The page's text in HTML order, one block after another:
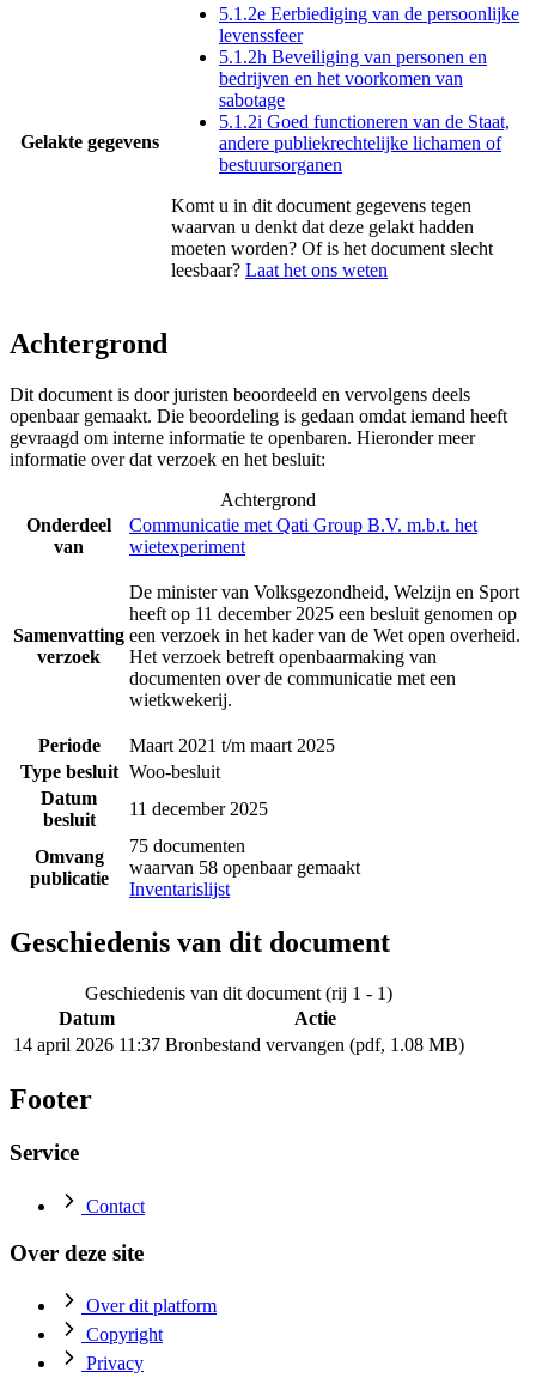
Gelakte gegevens
5.1.2e Eerbiediging van de persoonlijke
levenssfeer
5.1.2h Beveiliging van personen en
bedrijven en het voorkomen van
sabotage
5.1.2i Goed functioneren van de Staat,
andere publiekrechtelijke lichamen of
bestuursorganen
Komt u in dit document gegevens tegen
waarvan u denkt dat deze gelakt hadden
moeten worden? Of is het document slecht
leesbaar? Laat het ons weten
Achtergrond
Dit document is door juristen beoordeeld en vervolgens deels
openbaar gemaakt. Die beoordeling is gedaan omdat iemand heeft
gevraagd om interne informatie te openbaren. Hieronder meer
informatie over dat verzoek en het besluit:
Achtergrond
Onderdeel
van
Communicatie met Qati Group B.V. m.b.t. het
wietexperiment
Samenvatting
verzoek
De minister van Volksgezondheid, Welzijn en Sport
heeft op 11 december 2025 een besluit genomen op
een verzoek in het kader van de Wet open overheid.
Het verzoek betreft openbaarmaking van
documenten over de communicatie met een
wietkwekerij.
Periode
Maart 2021 t/m maart 2025
Type besluit Woo-besluit
Datum
besluit
11 december 2025
Omvang
publicatie
75 documenten
waarvan 58 openbaar gemaakt
Inventarislijst
Geschiedenis van dit document
Geschiedenis van dit document (rij 1 - 1)
Datum
Actie
14 april 2026 11:37 Bronbestand vervangen (pdf, 1.08 MB)
Footer
Service
Contact
Over deze site
Over dit platform
Copyright
Privacy